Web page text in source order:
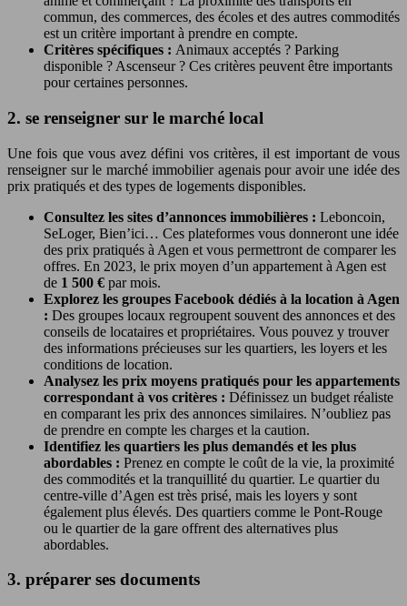
commun, des commerces, des écoles et des autres commodités
est un critère important à prendre en compte.
Critères spécifiques : Animaux acceptés ? Parking
disponible ? Ascenseur ? Ces critères peuvent être importants
pour certaines personnes.
2. se renseigner sur le marché local
Une fois que vous avez défini vos critères, il est important de vous
renseigner sur le marché immobilier agenais pour avoir une idée des
prix pratiqués et des types de logements disponibles.
Consultez les sites d’annonces immobilières : Leboncoin,
SeLoger, Bien’ici… Ces plateformes vous donneront une idée
des prix pratiqués à Agen et vous permettront de comparer les
offres. En 2023, le prix moyen d’un appartement à Agen est
de 1 500 € par mois.
Explorez les groupes Facebook dédiés à la location à Agen
: Des groupes locaux regroupent souvent des annonces et des
conseils de locataires et propriétaires. Vous pouvez y trouver
des informations précieuses sur les quartiers, les loyers et les
conditions de location.
Analysez les prix moyens pratiqués pour les appartements
correspondant à vos critères : Définissez un budget réaliste
en comparant les prix des annonces similaires. N’oubliez pas
de prendre en compte les charges et la caution.
Identifiez les quartiers les plus demandés et les plus
abordables : Prenez en compte le coût de la vie, la proximité
des commodités et la tranquillité du quartier. Le quartier du
centre-ville d’Agen est très prisé, mais les loyers y sont
également plus élevés. Des quartiers comme le Pont-Rouge
ou le quartier de la gare offrent des alternatives plus
abordables.
3. préparer ses documents